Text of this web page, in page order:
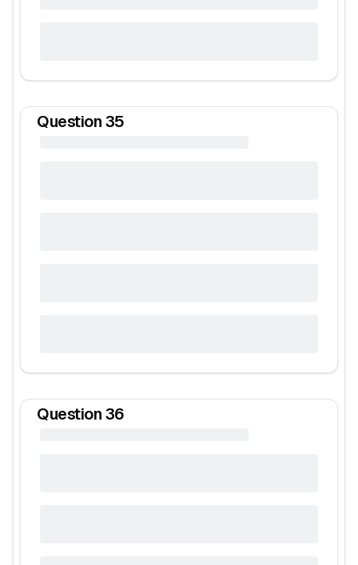
Question 35
Question 36